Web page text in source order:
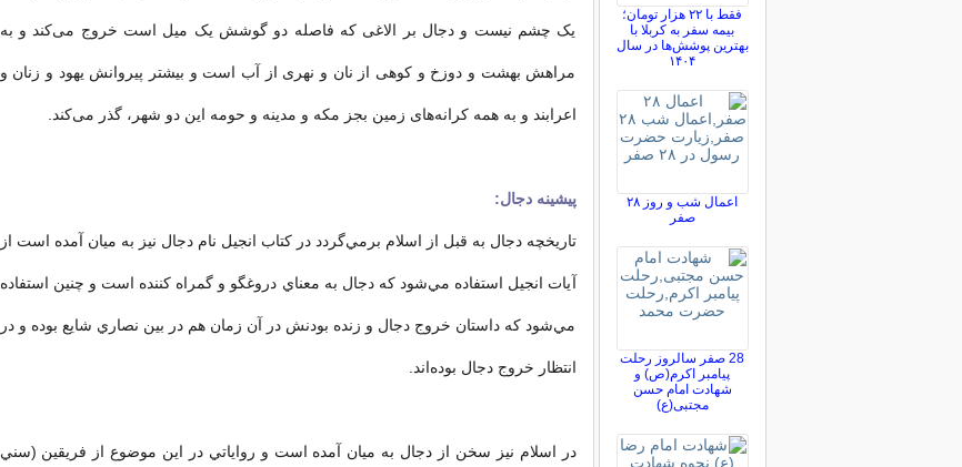
یک چشم نیست و دجال بر الاغی که فاصله دو گوشش یک میل است خروج می‌کند و به
مراهش بهشت و دوزخ و کوهی از نان و نهری از آب است و بیشتر پیروانش یهود و زنان و
اعرابند و به همه کرانه‌های زمین بجز مکه و مدینه و حومه این دو شهر، گذر می‌کند.
پيشينه دجال:
تاريخچه دجال به قبل از اسلام برمي‌گردد در كتاب انجيل نام دجال نيز به ميان آمده است از
آيات انجيل استفاده مي‌شود كه دجال به معناي دروغگو و گمراه كننده است و چنين استفاده
مي‌شود كه داستان خروج دجال و زنده بودنش در آن زمان هم در بين نصاري شايع بوده و در
انتظار خروج دجال بوده‌اند.
در اسلام نيز سخن از دجال به ميان آمده است و رواياتي در اين موضوع از فريقين (سني
فقط با ۲۲ هزار تومان؛
بیمه سفر به کربلا با
بهترین پوشش‌ها در سال
۱۴۰۴
اعمال شب و روز ۲۸
صفر
28 صفر سالروز رحلت
پیامبر اکرم(ص) و
شهادت امام حسن
مجتبی(ع)